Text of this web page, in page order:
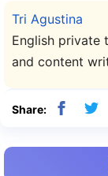
Tri Agustina
English private
and content
Share: